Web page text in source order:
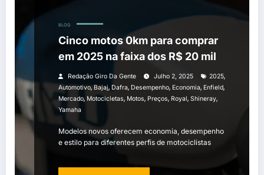
BLOG
Cinco motos 0km para comprar
em 2025 na faixa dos R$ 20 mil
Redação Giro Da Gente Julho 2, 2025 2025,
Automotivo,Bajaj, Dafra, Desempenho, Economia, Enfield,
Mercado, Motocicletas, Motos, Preços, Royal, Shineray,
Yamaha
Modelos novos oferecem economia, desempenho
e estilo para diferentes perfis de motociclistas